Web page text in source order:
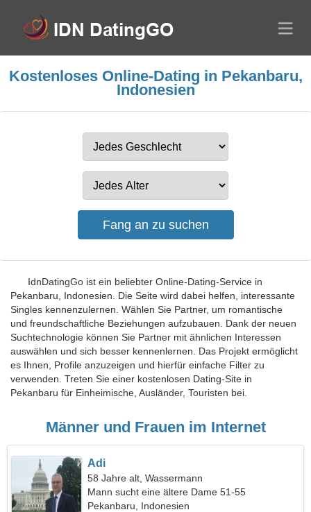
Kostenloses Online-Dating in Pekanbaru,
Indonesien
IdnDatingGo ist ein beliebter Online-Dating-Service in
Pekanbaru, Indonesien. Die Seite wird dabei helfen, interessante
Singles kennenzulernen. Wählen Sie Partner, um romantische
und freundschaftliche Beziehungen aufzubauen. Dank der neuen
Suchtechnologie können Sie Partner mit ähnlichen Interessen
auswählen und sich besser kennenlernen. Das Projekt ermöglicht
es Ihnen, Profile anzuzeigen und hierfür einfache Filter zu
verwenden. Treten Sie einer kostenlosen Dating-Site in
Pekanbaru für Einheimische, Ausländer, Touristen bei.
Männer und Frauen im Internet
Adi
58 Jahre alt, Wassermann
Mann sucht eine ältere Dame 51-55
Pekanbaru, Indonesien